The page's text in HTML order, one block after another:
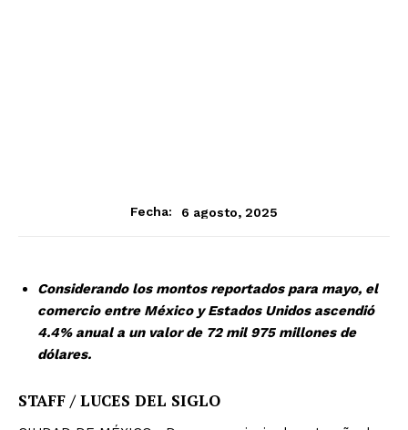
Fecha: 6 agosto, 2025
Considerando los montos reportados para mayo, el
comercio entre México y Estados Unidos ascendió
4.4% anual a un valor de 72 mil 975 millones de
dólares.
STAFF / LUCES DEL SIGLO